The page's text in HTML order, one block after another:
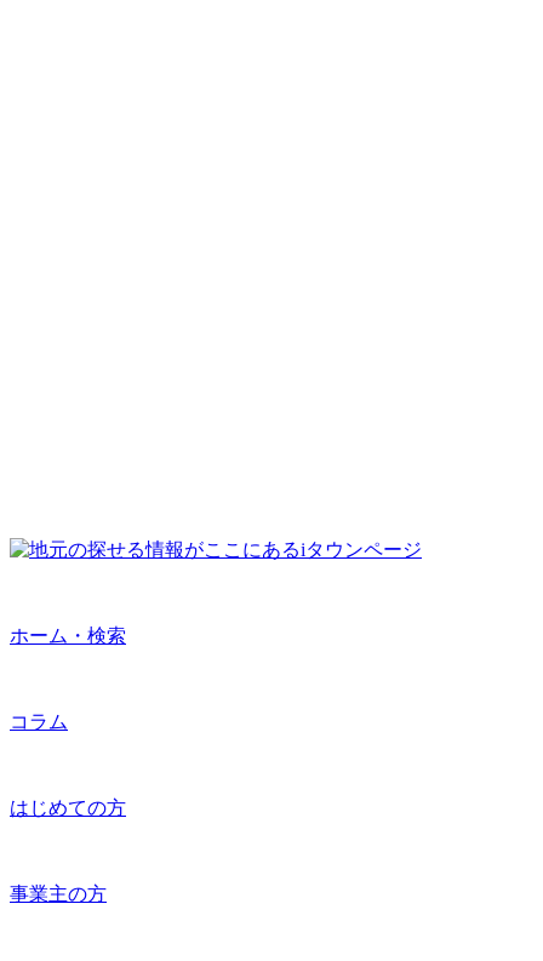
ホーム・検索
コラム
はじめての方
事業主の方